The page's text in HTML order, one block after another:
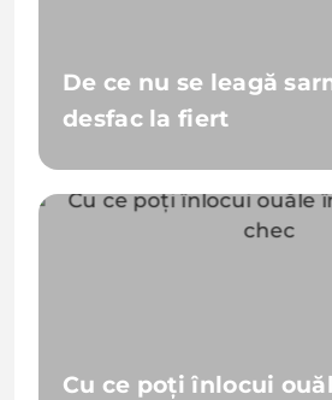
De ce nu se leagă
desfac la fiert
Cu ce poți înlocui